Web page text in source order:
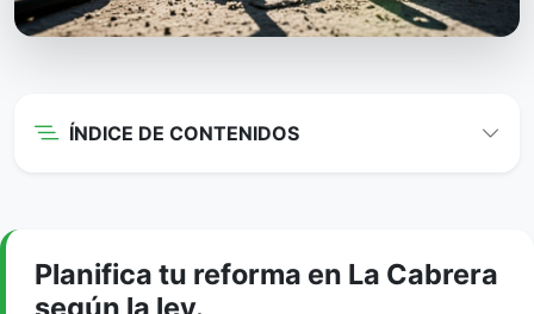
ÍNDICE DE CONTENIDOS
Planifica tu reforma en La Cabrera